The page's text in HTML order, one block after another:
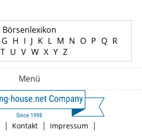
Börsenlexikon
G H I J K L M N O P Q R
T U V W X Y Z
Menü
| Kontakt | Impressum
|